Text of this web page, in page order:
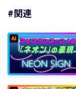
#関連